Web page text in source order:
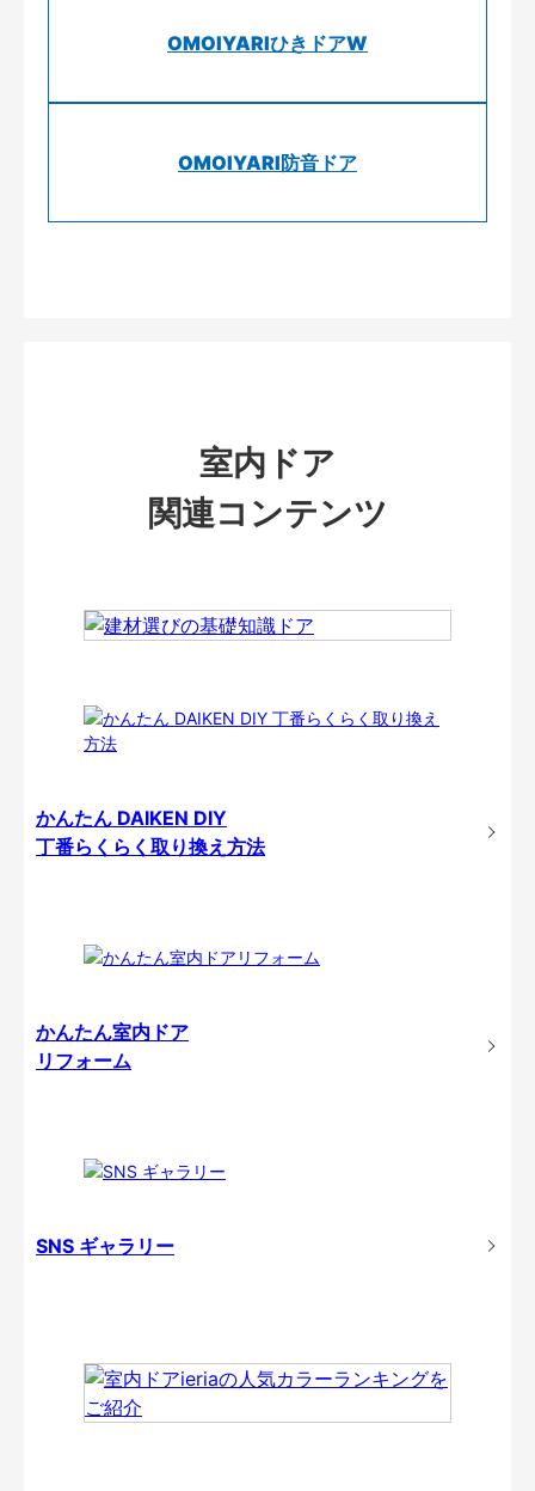
OMOIYARIひきドアW
OMOIYARI防音ドア
室内ドア
関連コンテンツ
かんたん DAIKEN DIY
丁番らくらく取り換え方法
かんたん室内ドア
リフォーム
SNS ギャラリー